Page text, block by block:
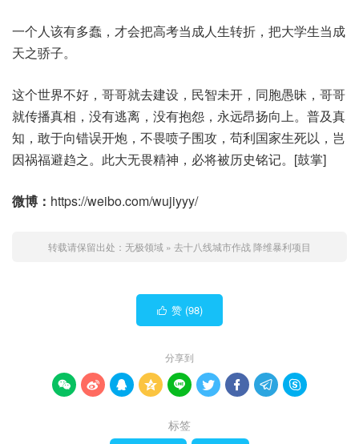
一个人该有多蠢，才会把高考当成人生转折，把大学生当成
天之骄子。
这个世界不好，哥哥就去建设，民智未开，同胞愚昧，哥哥
就传播真相，没有逃离，没有抱怨，永远昂扬向上。普及真
知，敢于向错误开炮，不畏喷子围攻，苟利国家生死以，岂
因祸福避趋之。此大无畏精神，必将被历史铭记。[鼓掌]
微博： https://weibo.com/wujiyyy/
转载请保留出处： 无极领域 » 去十八线城市作战 降维暴利项目
 赞 (98)
分享到
        
标签